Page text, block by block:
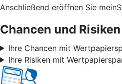
Anschließend eröffnen Sie
Chancen und Risiken
Ihre Chancen mit
Ihre Risiken mit